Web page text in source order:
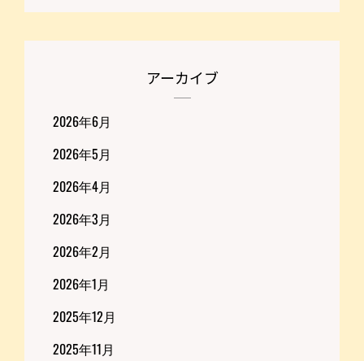
アーカイブ
2026年6月
2026年5月
2026年4月
2026年3月
2026年2月
2026年1月
2025年12月
2025年11月